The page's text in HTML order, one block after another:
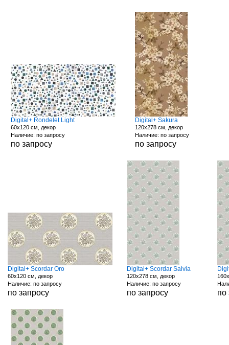
Digital+ Rondelet Light
60x120 см, декор
Наличие: по запросу
по запросу
Digital+ Sakura
120x278 см, декор
Наличие: по запросу
по запросу
Digital+ Scordar Oro
60x120 см, декор
Наличие: по запросу
по запросу
Digital+ Scordar Salvia
120x278 см, декор
Наличие: по запросу
по запросу по